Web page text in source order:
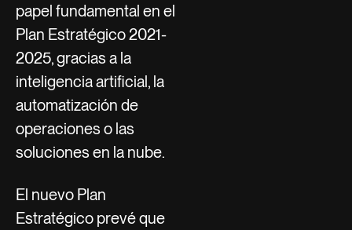
papel fundamental en el
Plan Estratégico 2021-
2025, gracias a la
inteligencia artificial, la
automatización de
operaciones o las
soluciones en la nube.
El nuevo Plan
Estratégico prevé que